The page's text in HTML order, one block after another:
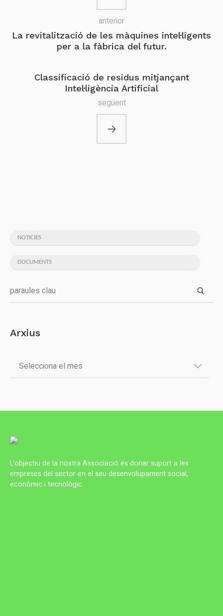
La revitalització de les màquines intel·ligents
per a la fàbrica del futur.
anterior
Classificació de residus mitjançant
Intel·ligència Artificial
següent
NOTICIES
DOCUMENTS
Arxius
L’objectiu de la nostra Associació és donar suport a les
empreses del sector en el seu desenvolupament social,
econòmic i tecnològic.